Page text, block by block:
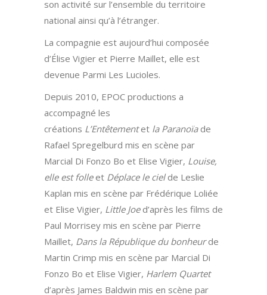
son activité sur l’ensemble du territoire
national ainsi qu’à l’étranger.
La compagnie est aujourd’hui composée
d’Élise Vigier et Pierre Maillet, elle est
devenue Parmi Les Lucioles.
Depuis 2010, EPOC productions a
accompagné les
créations L’Entêtementet la Paranoïade
Rafael Spregelburd mis en scène par
Marcial Di Fonzo Bo et Elise Vigier, Louise,
elle est folleet Déplace le cielde Leslie
Kaplan mis en scène par Frédérique Loliée
et Elise Vigier, Little Joed’après les films de
Paul Morrisey mis en scène par Pierre
Maillet, Dans la République du bonheurde
Martin Crimp mis en scène par Marcial Di
Fonzo Bo et Elise Vigier, Harlem Quartet
d’après James Baldwin mis en scène par